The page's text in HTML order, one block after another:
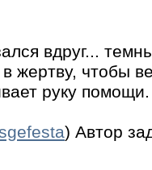
вдруг...
в жертву, чтобы
руку
) Автор